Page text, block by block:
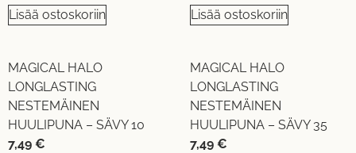
Lisää ostoskoriin
MAGICAL HALO
LONGLASTING
NESTEMÄINEN
HUULIPUNA – SÄVY 10
7,49 €
Lisää ostoskoriin
MAGICAL HALO
LONGLASTING
NESTEMÄINEN
HUULIPUNA – SÄVY 35
7,49 €